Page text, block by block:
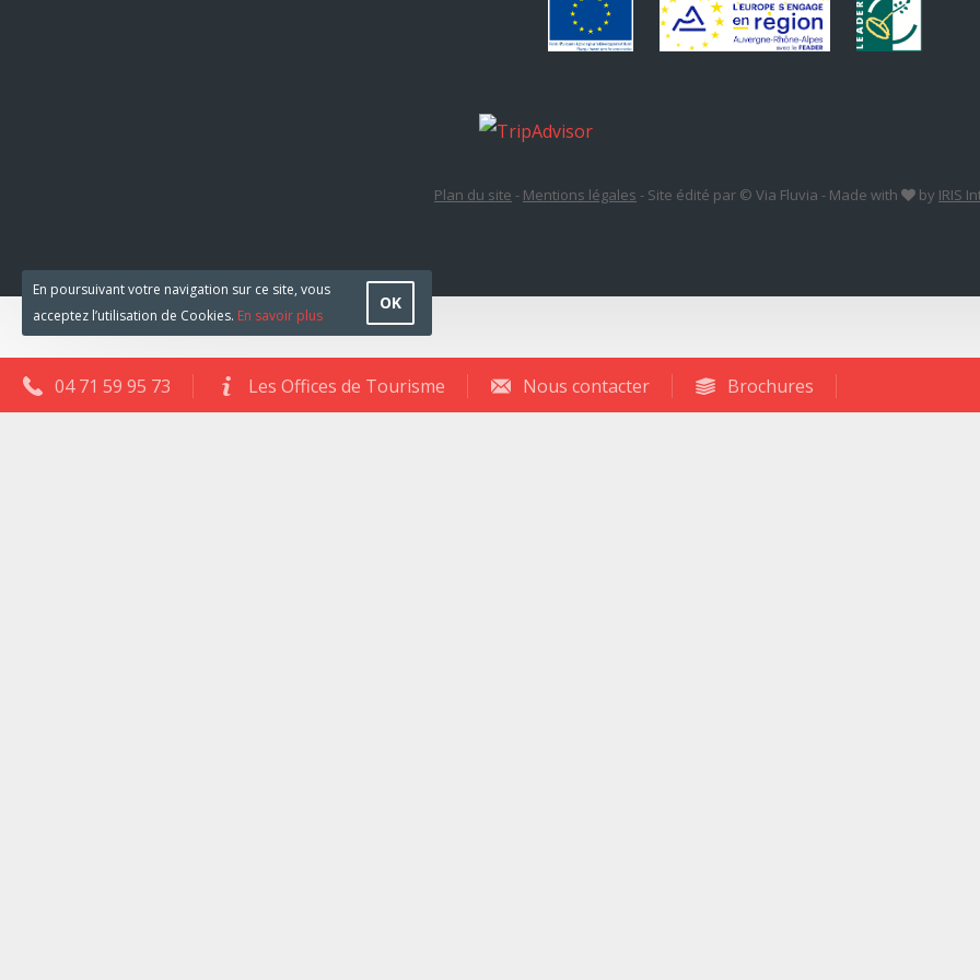
Plan du site - Mentions légales - Site édité par © Via Fluvia - Made with by IRIS
04 71 59 95 73 Les Offices de Tourisme Nous contacter Brochures
En poursuivant votre navigation sur ce site, vous
acceptez l’utilisation de Cookies. En savoir plus
OK